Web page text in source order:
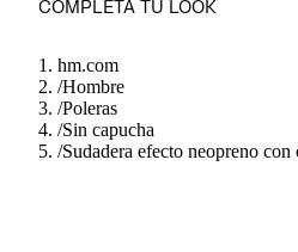
COMPLETA TU LOOK
hm.com
/Hombre
/Poleras
/Sin capucha
/Sudadera efecto neopreno